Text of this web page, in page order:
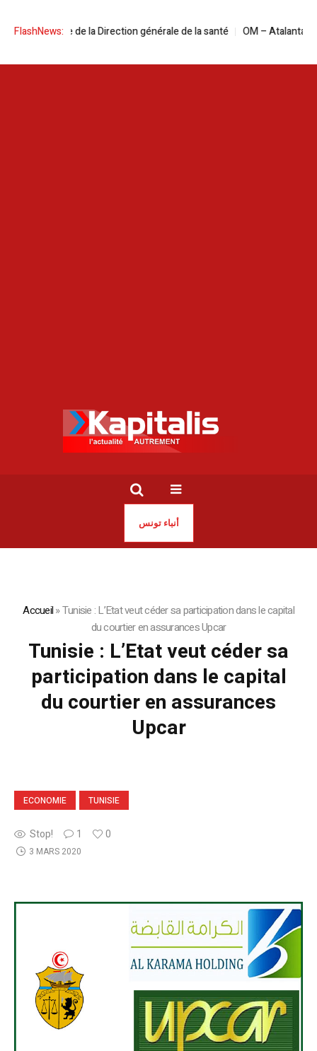
FlashNews:
à la tête de la Direction générale de la santé OM – Atalanta en
أنباء تونس
Accueil»Tunisie : L’Etat veut céder sa participation dans le capital
du courtier en assurances Upcar
Tunisie : L’Etat veut céder sa
participation dans le capital
du courtier en assurances
Upcar
ECONOMIE TUNISIE
Stop! 1 0
3 MARS 2020